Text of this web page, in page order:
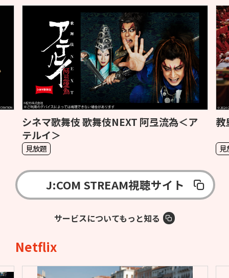
教皇選挙
見放題
J:COM STREAM視聴サイト
サービスについてもっと知る
Netflix